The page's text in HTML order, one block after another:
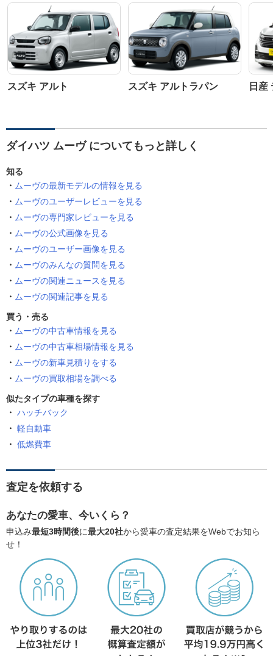
スズキ アルト スズキ アルトラパン 日産
ダイハツ ムーヴ についてもっと詳しく
知る
ムーヴの最新モデルの情報を見る
ムーヴのユーザーレビューを見る
ムーヴの専門家レビューを見る
ムーヴの公式画像を見る
ムーヴのユーザー画像を見る
ムーヴのみんなの質問を見る
ムーヴの関連ニュースを見る
ムーヴの関連記事を見る
買う・売る
ムーヴの中古車情報を見る
ムーヴの中古車相場情報を見る
ムーヴの新車見積りをする
ムーヴの買取相場を調べる
似たタイプの車種を探す
ハッチバック
軽自動車
低燃費車
査定を依頼する
あなたの愛車、今いくら？
申込み最短3時間後に最大20社から愛車の査定結果をWebでお知ら
せ！